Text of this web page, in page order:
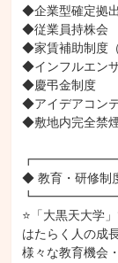
◆企業型確定拠
◆従業員持株会
◆家賃補助制度（
◆インフルエン
◆慶弔金制度
◆アイデアコン
◆敷地内完全禁
◆ 教育・研修制
⭐「大黒天大学
はたらく人の成
様々な教育機会